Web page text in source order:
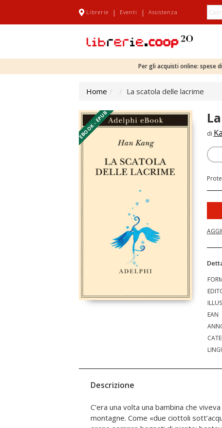
Librerie | Eventi | Assistenza
Per gli acquisti online: spese
Home La scatola delle lacrime
EBOOK - EPUB di
EAN
Descrizione
C’era una volta una bambina che
montagne. Come «due ciottoli
sua raccolta: la lacrima versata
particolare, e per tutte le ragioni del